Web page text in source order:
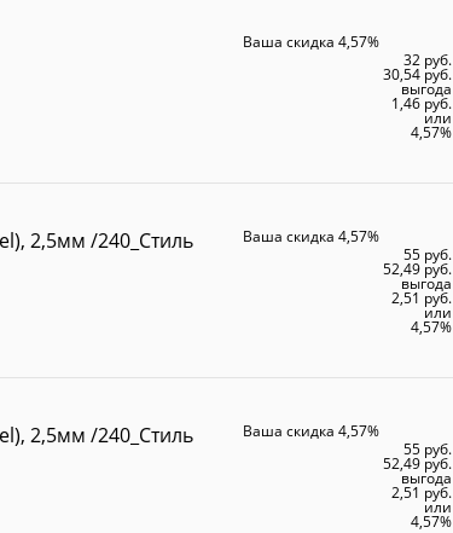
Ваша скидка 4,57%
32 руб.
30,54 руб.
выгода
1,46 руб.
или
4,57%
2,5мм /240_Стиль
Ваша скидка 4,57%
55 руб.
52,49 руб.
выгода
2,51 руб.
или
4,57%
2,5мм /240_Стиль
Ваша скидка 4,57%
55 руб.
52,49 руб.
выгода
2,51 руб.
или
4,57%